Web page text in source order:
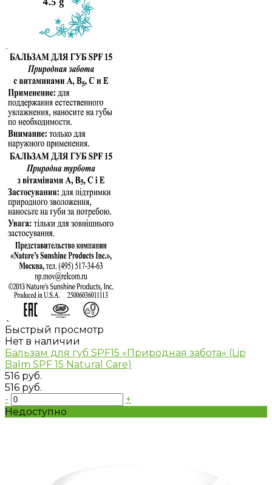
Быстрый просмотр
Нет в наличии
Бальзам для губ SPF15 «Природная забота» (Lip
Balm SPF 15 Natural Care)
516 руб.
516 руб.
-
+
Недоступно